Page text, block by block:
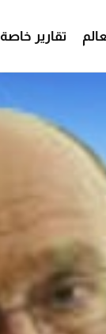
تقارير خاصة